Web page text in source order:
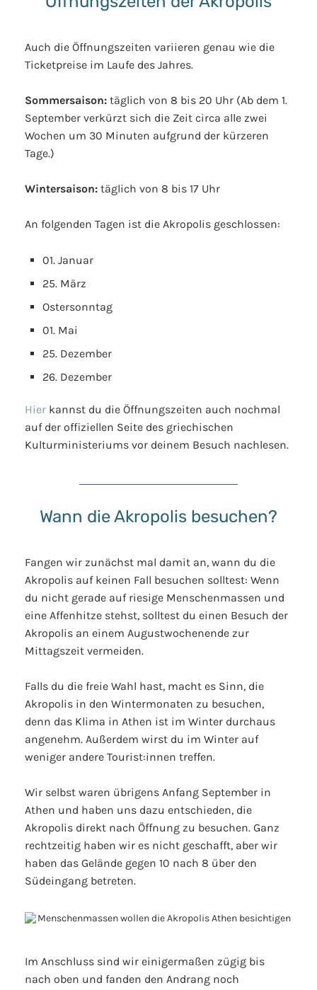
Auch die Öffnungszeiten variieren genau wie die
Ticketpreise im Laufe des Jahres.
Sommersaison: täglich von 8 bis 20 Uhr (Ab dem 1.
September verkürzt sich die Zeit circa alle zwei
Wochen um 30 Minuten aufgrund der kürzeren
Tage.)
Wintersaison: täglich von 8 bis 17 Uhr
An folgenden Tagen ist die Akropolis geschlossen:
01. Januar
25. März
Ostersonntag
01. Mai
25. Dezember
26. Dezember
Hier kannst du die Öffnungszeiten auch nochmal
auf der offiziellen Seite des griechischen
Kulturministeriums vor deinem Besuch nachlesen.
Wann die Akropolis besuchen?
Fangen wir zunächst mal damit an, wann du die
Akropolis auf keinen Fall besuchen solltest: Wenn
du nicht gerade auf riesige Menschenmassen und
eine Affenhitze stehst, solltest du einen Besuch der
Akropolis an einem Augustwochenende zur
Mittagszeit vermeiden.
Falls du die freie Wahl hast, macht es Sinn, die
Akropolis in den Wintermonaten zu besuchen,
denn das Klima in Athen ist im Winter durchaus
angenehm. Außerdem wirst du im Winter auf
weniger andere Tourist:innen treffen.
Wir selbst waren übrigens Anfang September in
Athen und haben uns dazu entschieden, die
Akropolis direkt nach Öffnung zu besuchen. Ganz
rechtzeitig haben wir es nicht geschafft, aber wir
haben das Gelände gegen 10 nach 8 über den
Südeingang betreten.
Im Anschluss sind wir einigermaßen zügig bis
nach oben und fanden den Andrang noch